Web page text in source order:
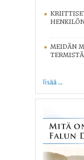
MEIDÄN
lisää ...